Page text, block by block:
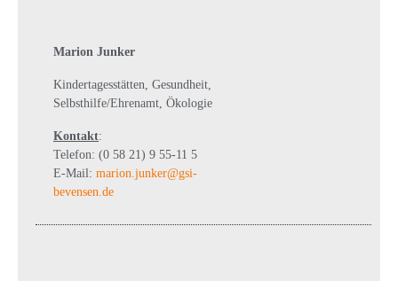
Marion Junker
Kindertagesstätten, Gesundheit,
Selbsthilfe/Ehrenamt, Ökologie
Kontakt:
Telefon: (0 58 21) 9 55-11 5
E-Mail: marion.junker@gsi-
bevensen.de